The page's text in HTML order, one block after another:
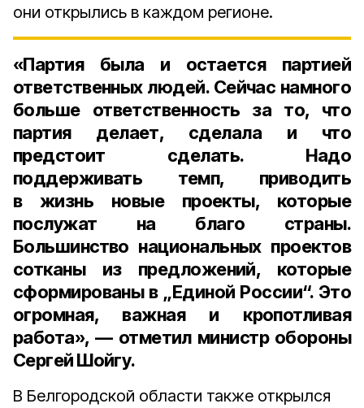
они открылись в каждом регионе.
«Партия была и остается партией
ответственных людей. Сейчас намного
больше ответственность за то, что
партия делает, сделала и что
предстоит сделать. Надо
поддерживать темп, приводить
в жизнь новые проекты, которые
послужат на благо страны.
Большинство национальных проектов
сотканы из предложений, которые
сформированы в „Единой России“. Это
огромная, важная и кропотливая
работа», — отметилминистр обороны
Сергей Шойгу.
В Белгородской области также открылся